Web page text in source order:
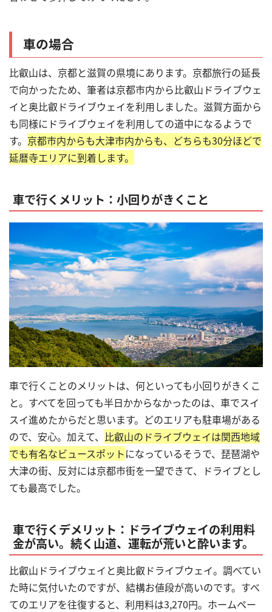
車の場合
比叡山は、京都と滋賀の県境にあります。京都旅行の延長
で向かったため、筆者は京都市内から比叡山ドライブウェ
イと奥比叡ドライブウェイを利用しました。滋賀方面から
も同様にドライブウェイを利用しての道中になるようで
す。 京都市内からも大津市内からも、どちらも30分ほどで
延暦寺エリアに到着します。
車で行くメリット：小回りがきくこと
車で行くことのメリットは、何といっても小回りがきくこ
と。すべてを回っても半日かからなかったのは、車でスイ
スイ進めたからだと思います。どのエリアも駐車場がある
ので、安心。加えて、 比叡山のドライブウェイは関西地域
でも有名なビュースポットになっているそうで、琵琶湖や
大津の街、反対には京都市街を一望できて、ドライブとし
ても最高でした。
車で行くデメリット：ドライブウェイの利用料
金が高い。続く山道、運転が荒いと酔います。
比叡山ドライブウェイと奥比叡ドライブウェイ。調べてい
た時に気付いたのですが、結構お値段が高いのです。すべ
てのエリアを往復すると、利用料は3,270円。ホームペー